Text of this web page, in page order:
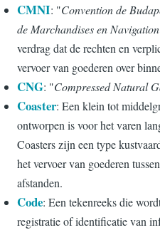
CMNI: "Convention de
de Marchandises en
verdrag dat de rechten en
vervoer van goederen over
CNG: "Compressed Natural
Coaster: Een klein tot
ontworpen is voor het varen
Coasters zijn een type
het vervoer van goederen
afstanden.
Code: Een tekenreeks die
registratie of identificatie van